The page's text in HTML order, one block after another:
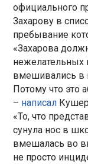
официального
Захарову в
пребывание
«Захарова
нежелательных
вмешивались в
Потому что это
– написал
«То, что
сунула нос в
вмешалась во
не просто